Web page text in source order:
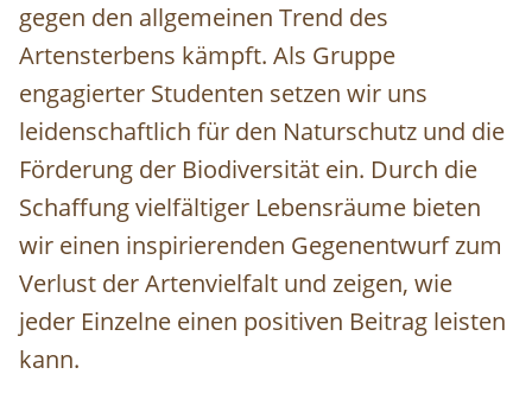
gegen den allgemeinen Trend des
Artensterbens kämpft. Als Gruppe
engagierter Studenten setzen wir uns
leidenschaftlich für den Naturschutz und die
Förderung der Biodiversität ein. Durch die
Schaffung vielfältiger Lebensräume bieten
wir einen inspirierenden Gegenentwurf zum
Verlust der Artenvielfalt und zeigen, wie
jeder Einzelne einen positiven Beitrag leisten
kann.